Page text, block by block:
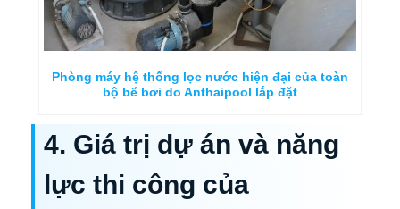
Phòng máy hệ thống lọc nước hiện đại của toàn
bộ bể bơi do Anthaipool lắp đặt
4. Giá trị dự án và năng
lực thi công của